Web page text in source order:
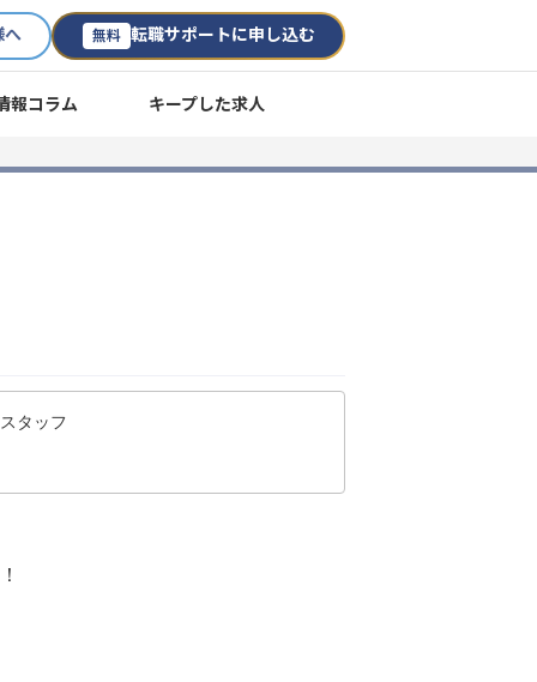
へ 無料 転職サポートに申し込む
報コラム キープした求人
タッフ